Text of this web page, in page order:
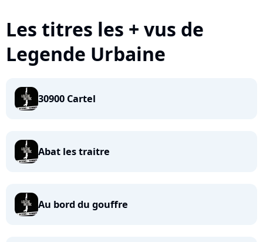
Les titres les + vus de
Legende Urbaine
30900 Cartel
Abat les traitre
Au bord du gouffre